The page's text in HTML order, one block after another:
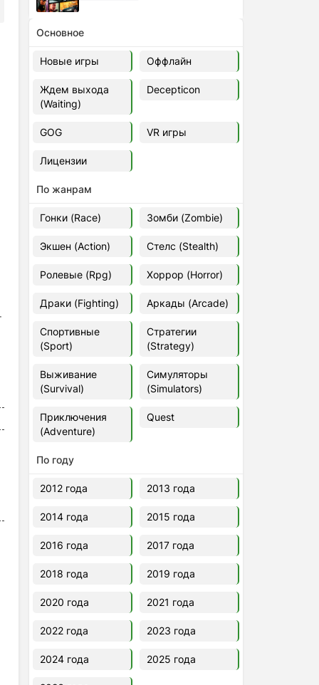
Ghost of Tsushima: Director's Cut
v.1053.8.1023.1614 [RePack
Decepticon] (2024)
2024
Cyberpunk 2077
49.4 GB
Ghost of Tsushima: Director's Cut
v.1053.9.0623.1807 [Папка
Euro Truck Simulator 2 v.1.60.1.7s
[Папка игры] (2012)
37,77 Гб
Forza Horizon 5 v.688.044
[Папка игры] (2021)
2021
V Rising
2024
Основное
Новые игры Оффлайн
Ждем выхода
(Waiting)
Decepticon
GOG VR игры
Лицензии
По жанрам
Гонки (Race) Зомби (Zombie)
Экшен (Action) Стелс (Stealth)
Ролевые (Rpg) Хоррор (Horror)
Драки (Fighting) Аркады (Arcade)
Спортивные
(Sport)
Стратегии
(Strategy)
Выживание
(Survival)
Симуляторы
(Simulators)
Приключения
(Adventure)
Quest
По году
2012 года 2013 года
2014 года 2015 года
2016 года 2017 года
2018 года 2019 года
2020 года 2021 года
2022 года 2023 года
2024 года 2025 года